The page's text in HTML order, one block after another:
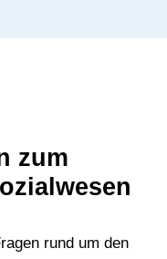
zum
rund um den